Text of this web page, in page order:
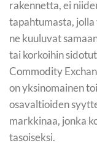
rakennetta, ei
tapahtumasta,
ne kuuluvat
tai korkoihin
Commodity
on yksinomainen
osavaltioiden
markkinaa, jonka
tasoiseksi.